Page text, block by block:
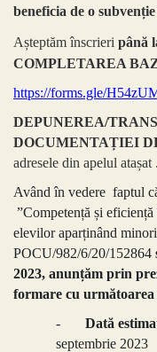
beneficia de o
Așteptăm înscrieri până
COMPLETAREA
https://forms.gle/
DEPUNEREA/
DOCUMENTAȚIEI
adresele din apelul atașat .
Având în vedere faptul
”Competență și
elevilor aparținând
POCU/982/6/20/152864
2023, anunțăm prin
formare cu următoarea
-
Dată
septembrie 2023